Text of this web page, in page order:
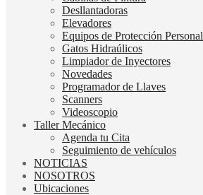
Desllantadoras
Elevadores
Equipos de Protección Personal
Gatos Hidraúlicos
Limpiador de Inyectores
Novedades
Programador de Llaves
Scanners
Videoscopio
Taller Mecánico
Agenda tu Cita
Seguimiento de vehículos
NOTICIAS
NOSOTROS
Ubicaciones